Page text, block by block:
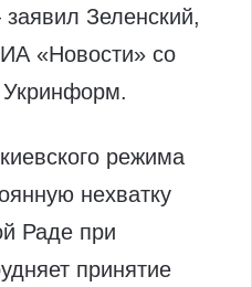
Зеленский,
«Новости» со
Укринформ.
режима
нехватку
Раде при
принятие